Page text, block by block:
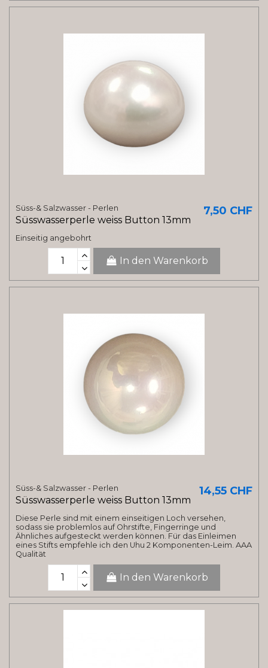
Süss-& Salzwasser - Perlen
Süsswasserperle weiss Button 13mm
7,50 CHF
Einseitig angebohrt
In den Warenkorb
Süss-& Salzwasser - Perlen
Süsswasserperle weiss Button 13mm
14,55 CHF
Diese Perle sind mit einem einseitigen Loch versehen,
sodass sie problemlos auf Ohrstifte, Fingerringe und
Ähnliches aufgesteckt werden können. Für das Einleimen
eines Stifts empfehle ich den Uhu 2 Komponenten-Leim. AAA
Qualität
In den Warenkorb